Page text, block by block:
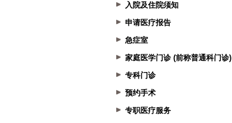
入院及住院须知
申请医疗报告
急症室
家庭医学门诊 (前称普通科门诊)
专科门诊
预约手术
专职医疗服务